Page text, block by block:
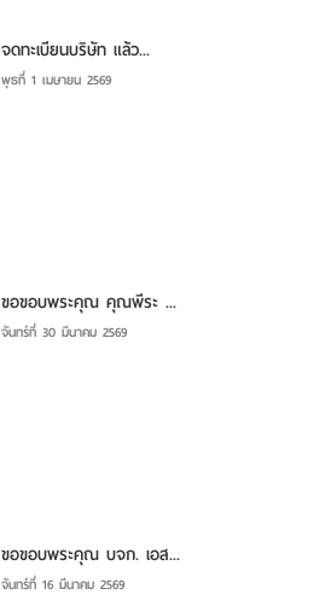
จดทะเบียนบริษัท แล้ว...
พุธที่ 1 เมษายน 2569
ขอขอบพระคุณ คุณพีระ ...
จันทร์ที่ 30 มีนาคม 2569
ขอขอบพระคุณ บจก. เอส...
จันทร์ที่ 16 มีนาคม 2569